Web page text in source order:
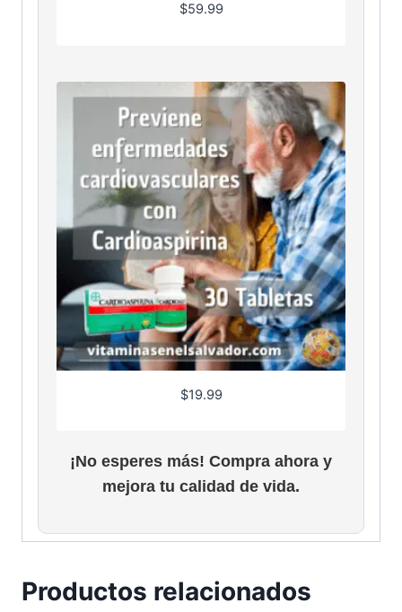
$59.99
$19.99
¡No esperes más! Compra ahora y
mejora tu calidad de vida.
Productos relacionados